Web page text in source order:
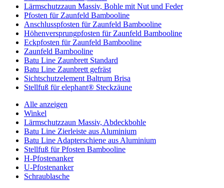
Lärmschutzzaun Massiv, Bohle mit Nut und Feder
Pfosten für Zaunfeld Bambooline
Anschlusspfosten für Zaunfeld Bambooline
Höhenversprungpfosten für Zaunfeld Bambooline
Eckpfosten für Zaunfeld Bambooline
Zaunfeld Bambooline
Batu Line Zaunbrett Standard
Batu Line Zaunbrett gefräst
Sichtschutzelement Baltrum Brisa
Stellfuß für elephant® Steckzäune
Alle anzeigen
Winkel
Lärmschutzzaun Massiv, Abdeckbohle
Batu Line Zierleiste aus Aluminium
Batu Line Adapterschiene aus Aluminium
Stellfuß für Pfosten Bambooline
H-Pfostenanker
U-Pfostenanker
Schraublasche